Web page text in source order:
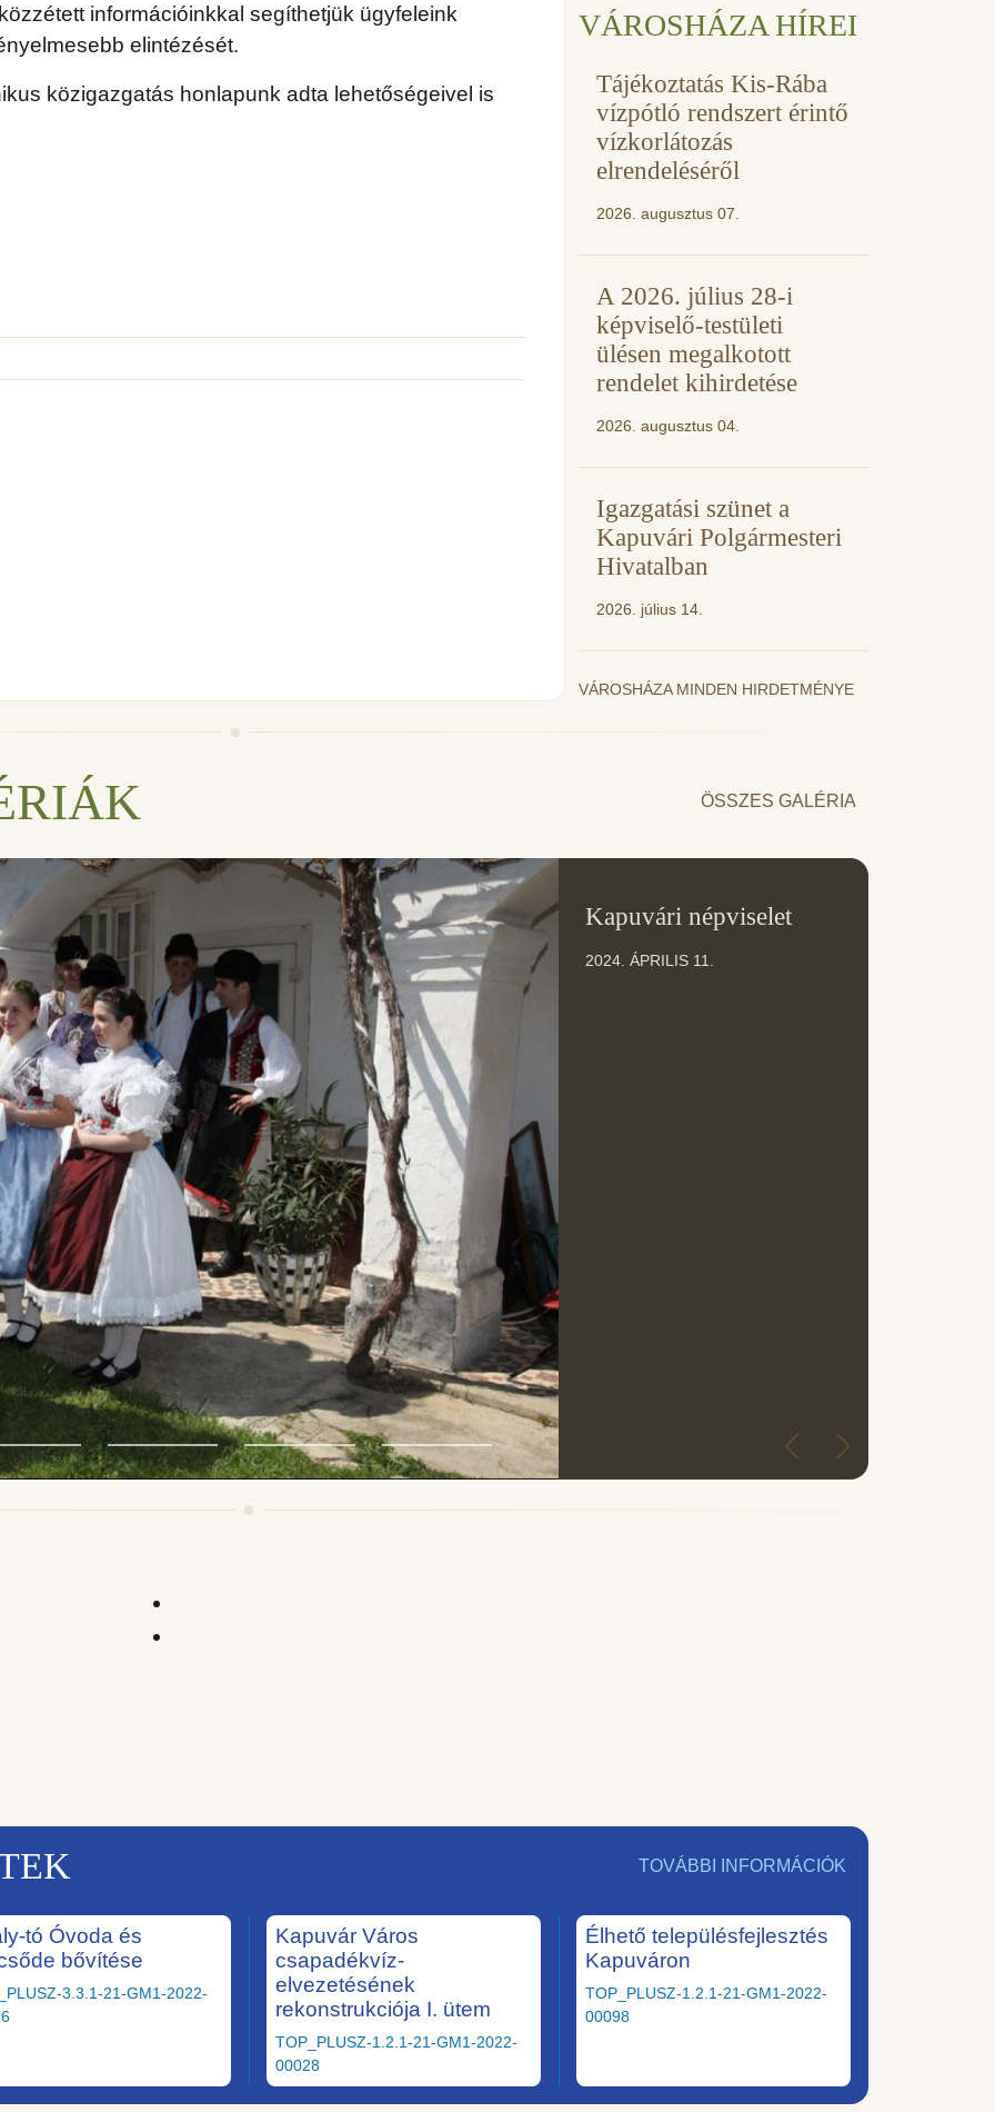
információinkkal segíthetjük ügyfeleink
elintézését.
közigazgatás honlapunk adta lehetőségeivel is
VÁROSHÁZA HÍREI
Tájékoztatás Kis-Rába
vízpótló rendszert érintő
vízkorlátozás
elrendeléséről
2026. augusztus 07.
A 2026. július 28-i
képviselő-testületi
ülésen megalkotott
rendelet kihirdetése
2026. augusztus 04.
Igazgatási szünet a
Kapuvári Polgármesteri
Hivatalban
2026. július 14.
VÁROSHÁZA MINDEN HIRDETMÉNYE
ÖSSZES GALÉRIA
Kapuvári népviselet
2024. ÁPRILIS 11.
TOVÁBBI INFORMÁCIÓK
tó Óvoda és
bővítése
3.3.1-21-GM1-2022-
Kapuvár Város
csapadékvíz-
elvezetésének
rekonstrukciója I. ütem
TOP_PLUSZ-1.2.1-21-GM1-2022-
00028
Élhető településfejlesztés
Kapuváron
TOP_PLUSZ-1.2.1-21-GM1-2022-
00098